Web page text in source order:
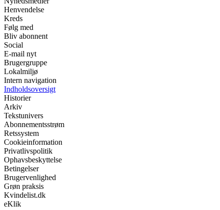
Henvendelse
Kreds
Følg med
Bliv abonnent
Social
E-mail nyt
Brugergruppe
Lokalmiljø
Intern navigation
Indholdsoversigt
Historier
Arkiv
Tekstunivers
Abonnementsstrøm
Retssystem
Cookieinformation
Privatlivspolitik
Ophavsbeskyttelse
Betingelser
Brugervenlighed
Grøn praksis
Kvindelist.dk
eKlik